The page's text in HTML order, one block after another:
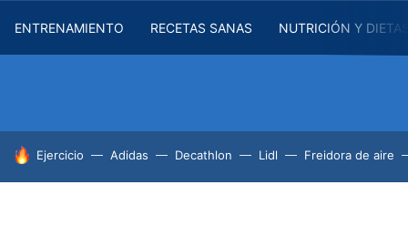
ENTRENAMIENTO RECETAS SANAS NUTRICIÓN Y
HOY SE HABLA DE
Ejercicio Adidas Decathlon Lidl Freidora de aire